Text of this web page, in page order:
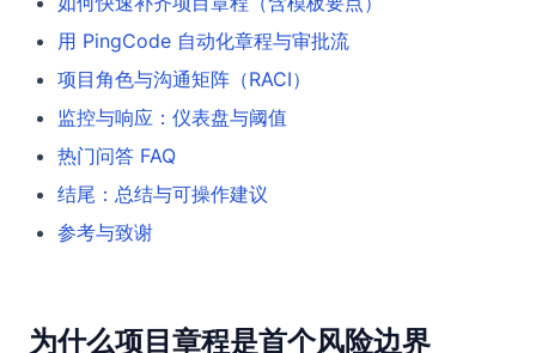
用 PingCode 自动化章程与审批流
项目角色与沟通矩阵（RACI）
监控与响应：仪表盘与阈值
热门问答 FAQ
结尾：总结与可操作建议
参考与致谢
为什么项目章程是首个风险边界